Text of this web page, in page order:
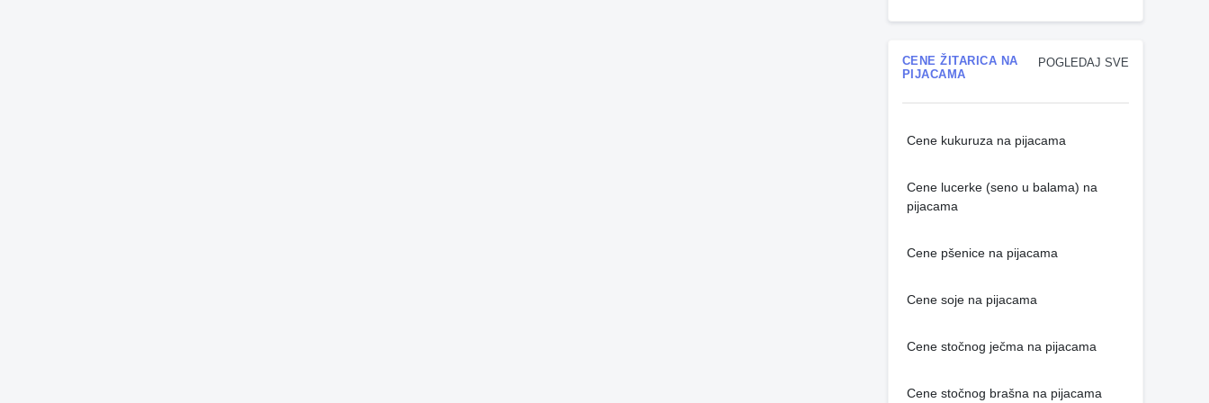
POGLEDAJ SVE
CENE ŽITARICA NA
PIJACAMA
Cene kukuruza na pijacama
Cene lucerke (seno u balama) na
pijacama
Cene pšenice na pijacama
Cene soje na pijacama
Cene stočnog ječma na pijacama
Cene stočnog brašna na pijacama